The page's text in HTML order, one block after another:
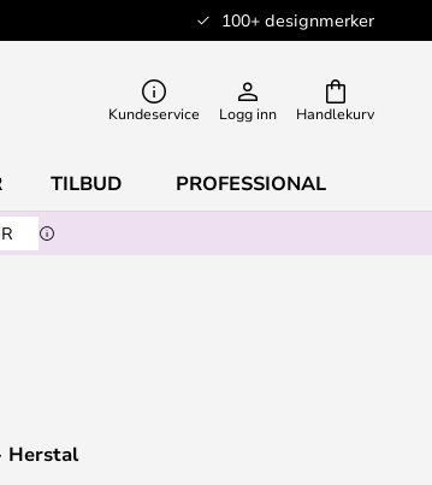
100+ designmerker
Handlekurv
Kundeservice Logg inn
TILBUD
PROFESSIONAL
Herstal